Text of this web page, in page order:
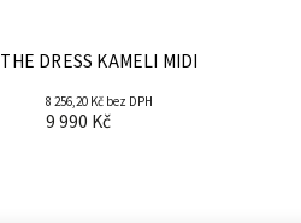
THE DRESS KAMELI MIDI
8 256,20 Kč bez DPH
9 990 Kč